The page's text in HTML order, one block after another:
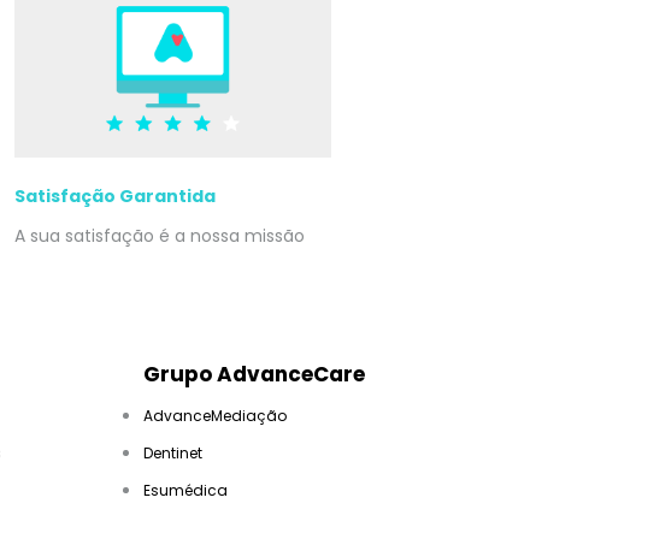
Satisfação Garantida
A sua satisfação é a nossa missão
Grupo AdvanceCare
AdvanceMediação
Dentinet
Esumédica